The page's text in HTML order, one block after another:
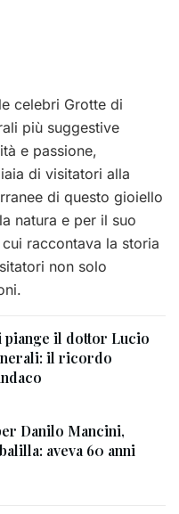
celebri Grotte di
più suggestive
e passione,
di visitatori alla
di questo gioiello
natura e per il suo
raccontava la storia
non solo
piange il dottor Lucio
il ricordo
Danilo Mancini,
aveva 60 anni